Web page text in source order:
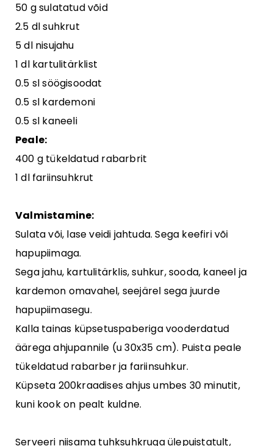
50 g sulatatud võid
2.5 dl suhkrut
5 dl nisujahu
1 dl kartulitärklist
0.5 sl söögisoodat
0.5 sl kardemoni
0.5 sl kaneeli
Peale:
400 g tükeldatud rabarbrit
1 dl fariinsuhkrut
Valmistamine:
Sulata või, lase veidi jahtuda. Sega keefiri või
hapupiimaga.
Sega jahu, kartulitärklis, suhkur, sooda, kaneel ja
kardemon omavahel, seejärel sega juurde
hapupiimasegu.
Kalla tainas küpsetuspaberiga vooderdatud
äärega ahjupannile (u 30x35 cm). Puista peale
tükeldatud rabarber ja fariinsuhkur.
Küpseta 200kraadises ahjus umbes 30 minutit,
kuni kook on pealt kuldne.
Serveeri niisama tuhksuhkruga ülepuistatult,